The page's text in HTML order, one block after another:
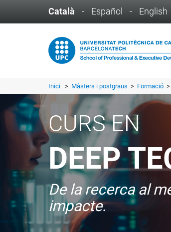
Català - Español - English
Inici > Màsters i postgraus > Formació >
CURS EN
DEEP
De la recerca al
impacte.